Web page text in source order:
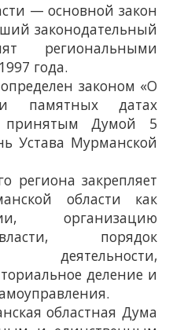
— основной закон
законодательный
года.
законом «О
памятных датах
принятым Думой 5
Устава Мурманской
региона закрепляет
области как
организацию
порядок
деятельности,
деление и
областная Дума